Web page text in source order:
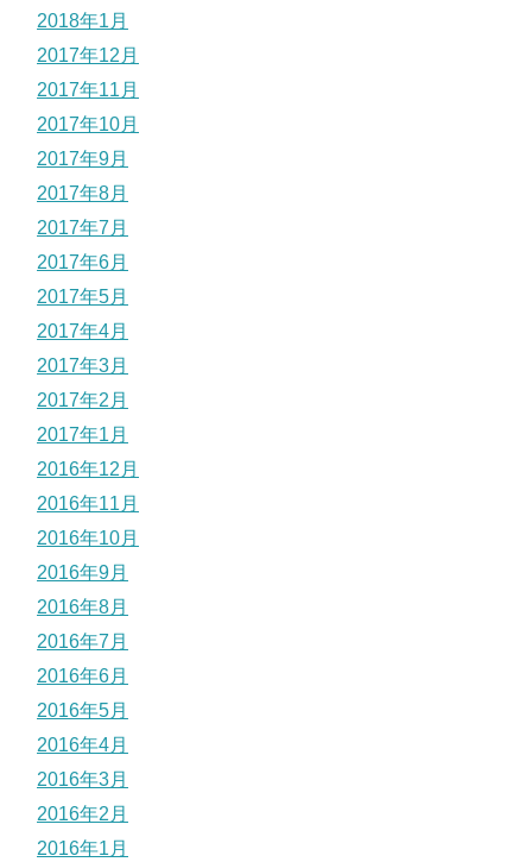
2018年1月
2017年12月
2017年11月
2017年10月
2017年9月
2017年8月
2017年7月
2017年6月
2017年5月
2017年4月
2017年3月
2017年2月
2017年1月
2016年12月
2016年11月
2016年10月
2016年9月
2016年8月
2016年7月
2016年6月
2016年5月
2016年4月
2016年3月
2016年2月
2016年1月